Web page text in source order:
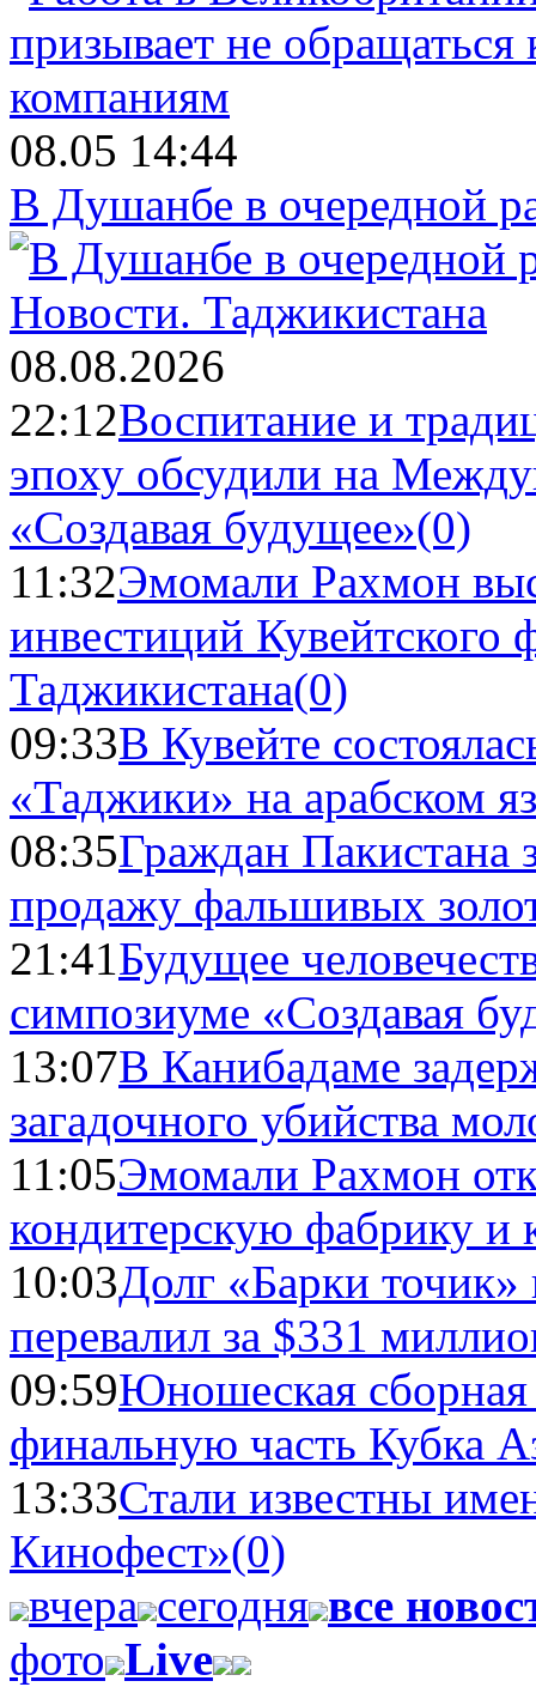
08.05 14:44
В Душанбе в очередной
Новости. Таджикистана
08.08.2026
22:12Воспитание и
эпоху обсудили на
«Создавая будущее»(0)
11:32Эмомали Рахмон
инвестиций Кувейтского
Таджикистана(0)
09:33В Кувейте
«Таджики» на арабском
08:35Граждан Пакистана
продажу фальшивых
21:41Будущее
симпозиуме «Создавая
13:07В Канибадаме
загадочного убийства
11:05Эмомали Рахмон
кондитерскую фабрику и
10:03Долг «Барки
перевалил за $331
09:59Юношеская
финальную часть Кубка
13:33Стали известны
Кинофест»(0)
вчера сегодня все
фото Live